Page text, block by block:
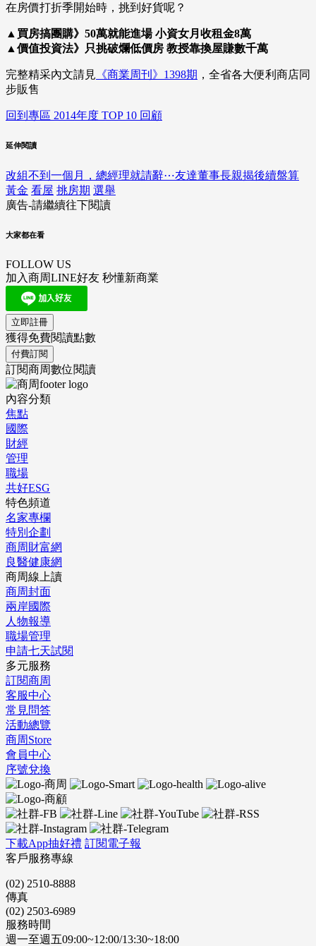
在房價打折季開始時，挑到好貨呢？
▲ 買房搞團購》50萬就能進場 小資女月收租金8萬
▲價值投資法》只挑破爛低價房 教授靠換屋賺數千萬
完整精采內文請見 《商業周刊》1398期 ，全省各大便利商店同
步販售
回到專區 2014年度 TOP 10 回顧
延伸閱讀
改組不到一個月，總經理就請辭⋯友達董事長親揭後續盤算
黃金 看屋 挑房期 選舉
廣告-請繼續往下閱讀
大家都在看
FOLLOW US
加入商周LINE好友 秒懂新商業
立即註冊
獲得免費閱讀點數
付費訂閱
訂閱商周數位閱讀
內容分類
焦點
國際
財經
管理
職場
共好ESG
特色頻道
名家專欄
特別企劃
商周財富網
良醫健康網
商周線上讀
商周封面
兩岸國際
人物報導
職場管理
申請七天試閱
多元服務
訂閱商周
客服中心
常見問答
活動總覽
商周Store
會員中心
序號兌換
下載App抽好禮 訂閱電子報
客戶服務專線
(02) 2510-8888
傳真
(02) 2503-6989
服務時間
週一至週五09:00~12:00/13:30~18:00